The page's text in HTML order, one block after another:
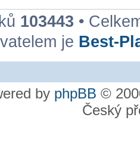
103443 •
je Best-
by phpBB ©
Český